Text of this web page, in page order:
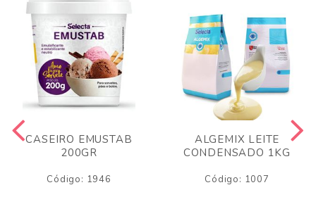
CASEIRO EMUSTAB
200GR
Código: 1946
ALGEMIX LEITE
CONDENSADO 1KG
Código: 1007